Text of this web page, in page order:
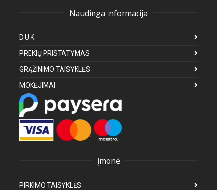
Naudinga informacija
D.U.K
PREKIŲ PRISTATYMAS
GRĄŽINIMO TAISYKLĖS
MOKĖJIMAI
Įmonė
PIRKIMO TAISYKLĖS